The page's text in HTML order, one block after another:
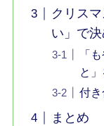
クリス
い」で
「
と
付
まとめ